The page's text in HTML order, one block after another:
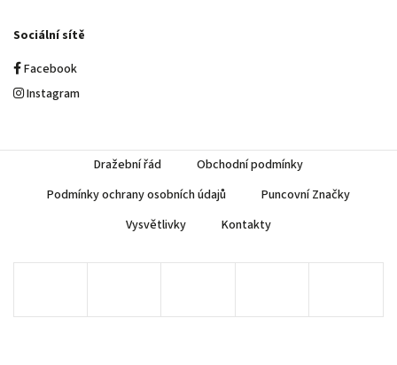
Sociální sítě
Facebook
Instagram
Dražební řád
Obchodní podmínky
Podmínky ochrany osobních údajů
Puncovní Značky
Vysvětlivky
Kontakty